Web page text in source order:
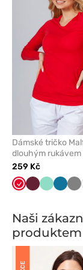
Dámské tričko
dlouhým
259 Kč
ČervenáTřešňová
Mátová
Naši
produktem